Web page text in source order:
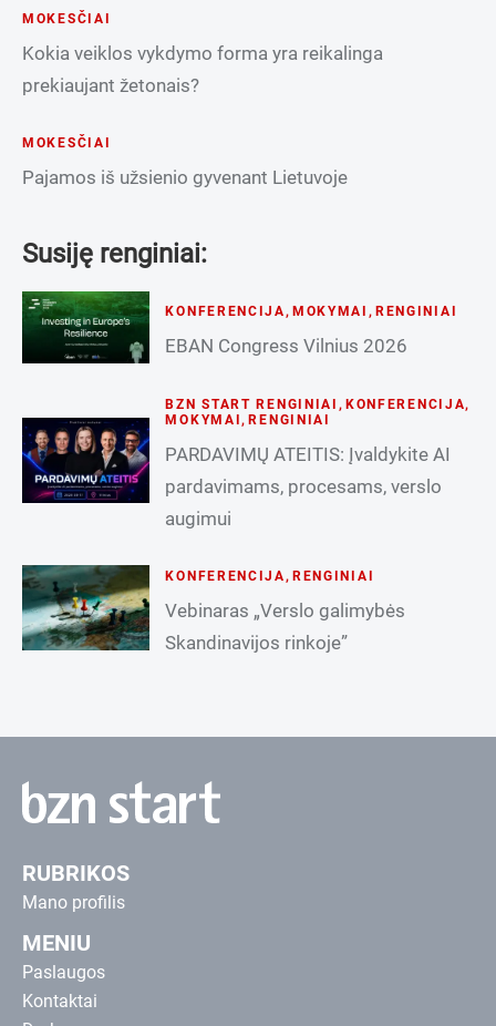
MOKESČIAI
Kokia veiklos vykdymo forma yra reikalinga
prekiaujant žetonais?
MOKESČIAI
Pajamos iš užsienio gyvenant Lietuvoje
Susiję renginiai:
KONFERENCIJA , MOKYMAI , RENGINIAI
EBAN Congress Vilnius 2026
BZN START RENGINIAI , KONFERENCIJA,
MOKYMAI ,RENGINIAI
PARDAVIMŲ ATEITIS: Įvaldykite AI
pardavimams, procesams, verslo
augimui
KONFERENCIJA , RENGINIAI
Vebinaras „Verslo galimybės
Skandinavijos rinkoje”
RUBRIKOS
Mano profilis
MENIU
Paslaugos
Kontaktai